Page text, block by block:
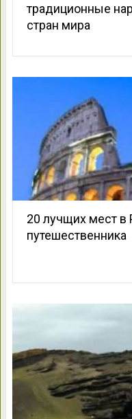
традиционные
стран мира
20 лучщих мест в
путешественника